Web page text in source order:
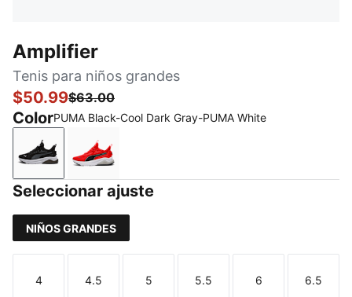
Amplifier
Tenis para niños grandes
$50.99$63.00
ColorPUMA Black-Cool Dark Gray-PUMA White
PUMA Black-Cool Dark Gray-PUMA White
For All Time Red-PUMA Black-PUMA Silver
Seleccionar ajuste
NIÑOS GRANDES
Talla
4
Talla
4.5
Talla
5
Talla
5.5
Talla
6
Talla
6.5